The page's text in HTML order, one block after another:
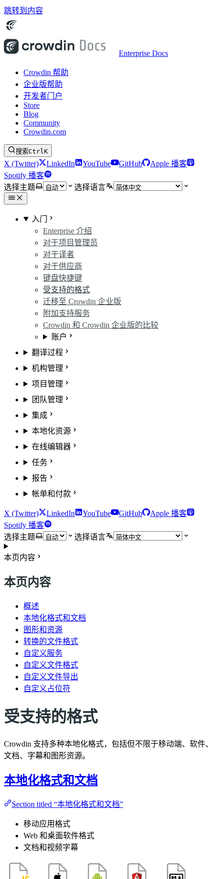
跳转到内容
Enterprise Docs
Crowdin 帮助
企业版帮助
开发者门户
Store
Blog
Community
Crowdin.com
搜索CtrlK
X (Twitter) LinkedIn YouTube GitHub
Apple 播客
Spotify 播客
选择主题
选择语言
入门
Enterprise 介绍
对于项目管理员
对于译者
对于供应商
键盘快捷键
受支持的格式
迁移至 Crowdin 企业版
附加支持服务
Crowdin 和 Crowdin 企业版的比较
账户
翻译过程
机构管理
项目管理
团队管理
集成
本地化资源
在线编辑器
任务
报告
帐单和付款
X (Twitter) LinkedIn YouTube GitHub
Apple 播客
Spotify 播客
选择主题
选择语言
本页内容
本页内容
概述
本地化格式和文档
图形和资源
转换的文件格式
自定义服务
自定义文件格式
自定义文件导出
自定义占位符
受支持的格式
Crowdin 支持多种本地化格式，包括但不限于移动端、软件、
文档、字幕和图形资源。
本地化格式和文档
Section titled “本地化格式和文档”
移动应用格式
Web 和桌面软件格式
文档和视频字幕